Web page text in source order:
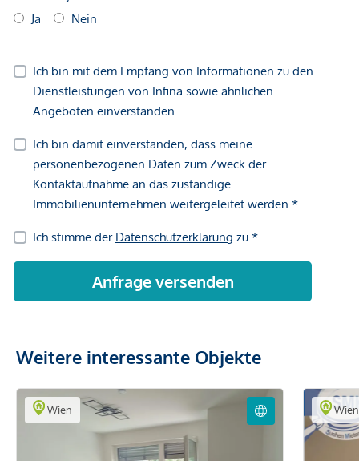
Weitere interessante Objekte
Wien Wien